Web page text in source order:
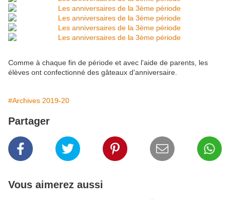
Comme à chaque fin de période et avec l'aide de parents, les
élèves ont confectionné des gâteaux d'anniversaire.
#Archives 2019-20
Partager
Vous aimerez aussi